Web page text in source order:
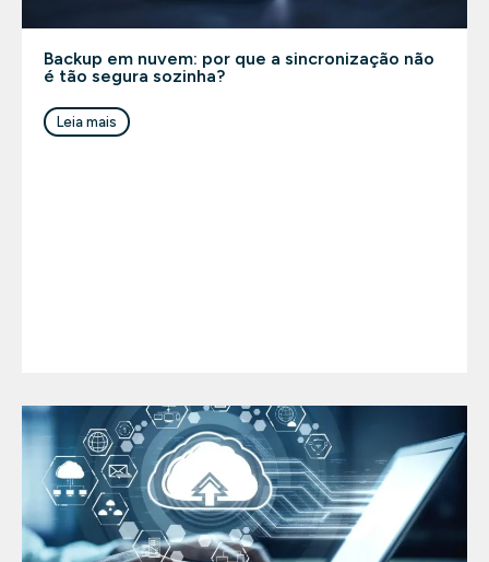
Backup em nuvem: por que a sincronização não
é tão segura sozinha?
Leia mais